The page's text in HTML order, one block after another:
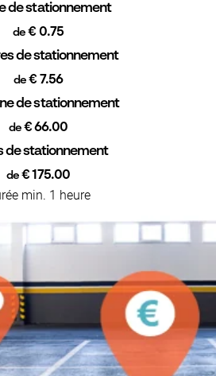
de stationnement
de € 0.75
de stationnement
de € 7.56
de stationnement
de€ 66.00
de stationnement
de € 175.00
min. 1 heure